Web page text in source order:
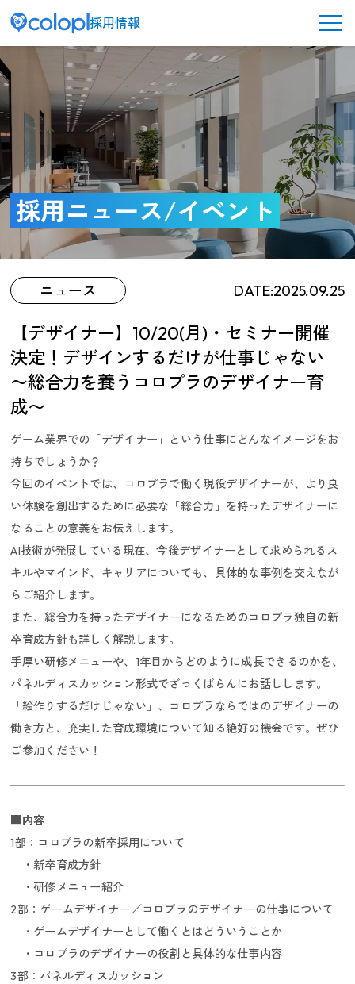
採用情報
メ
ニ
ュ
タ
ン
コロプラを知る
採用ニュース／イベント
インターンシップ
採用ニュース/イベント
ニュース DATE:2025.09.25
【デザイナー】10/20(月)・セミナー開催
決定！デザインするだけが仕事じゃない
〜総合力を養うコロプラのデザイナー育
成〜
ゲーム業界での「デザイナー」という仕事にどんなイメージをお
持ちでしょうか？
今回のイベントでは、コロプラで働く現役デザイナーが、より良
い体験を創出するために必要な「総合力」を持ったデザイナーに
なることの意義をお伝えします。
AI技術が発展している現在、今後デザイナーとして求められるス
キルやマインド、キャリアについても、具体的な事例を交えなが
らご紹介します。
また、総合力を持ったデザイナーになるためのコロプラ独自の新
卒育成方針も詳しく解説します。
手厚い研修メニューや、1年目からどのように成長できるのかを、
パネルディスカッション形式でざっくばらんにお話しします。
「絵作りするだけじゃない」、コロプラならではのデザイナーの
働き方と、充実した育成環境について知る絶好の機会です。ぜひ
ご参加ください！
■内容
1部：コロプラの新卒採用について
・新卒育成方針
・研修メニュー紹介
2部：ゲームデザイナー／コロプラのデザイナーの仕事について
・ゲームデザイナーとして働くとはどういうことか
・コロプラのデザイナーの役割と具体的な仕事内容
3部：パネルディスカッション